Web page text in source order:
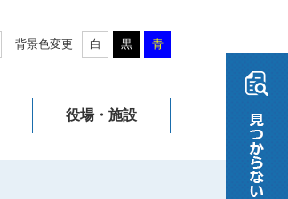
背景色変更 白 黒 青
役場・施設